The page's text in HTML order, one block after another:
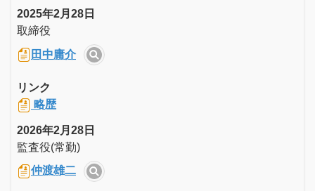
2025年2月28日
取締役
田中庸介
リンク
略歴
2026年2月28日
監査役(常勤)
仲渡雄二